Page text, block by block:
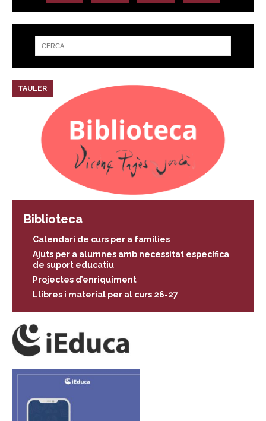
TAULER
Biblioteca
Calendari de curs per a famílies
Ajuts per a alumnes amb necessitat específica
de suport educatiu
Projectes d’enriquiment
Llibres i material per al curs 26-27